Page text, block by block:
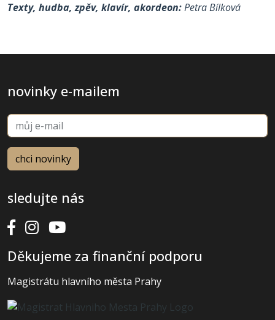
Texty, hudba, zpěv, klavír, akordeon:Petra Bílková
novinky e-mailem
sledujte nás
Děkujeme za finanční podporu
Magistrátu hlavního města Prahy